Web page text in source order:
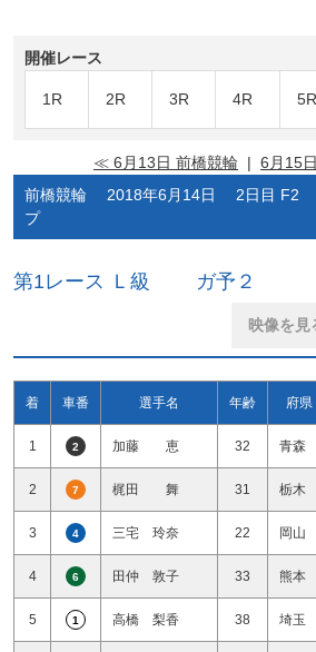
開催レース
1R 2R 3R 4R 5R
≪ 6月13日 前橋競輪 | 6月15
前橋競輪 2018年6月14日 2日目 F2
プ
第1レース Ｌ級 ガ予２
映像を見
着 車番 選手名 年齢 府県
1 2 加藤 恵 32 青森
2 7 梶田 舞 31 栃木
3 4 三宅 玲奈 22 岡山
4 6 田仲 敦子 33 熊本
5 1 高橋 梨香 38 埼玉